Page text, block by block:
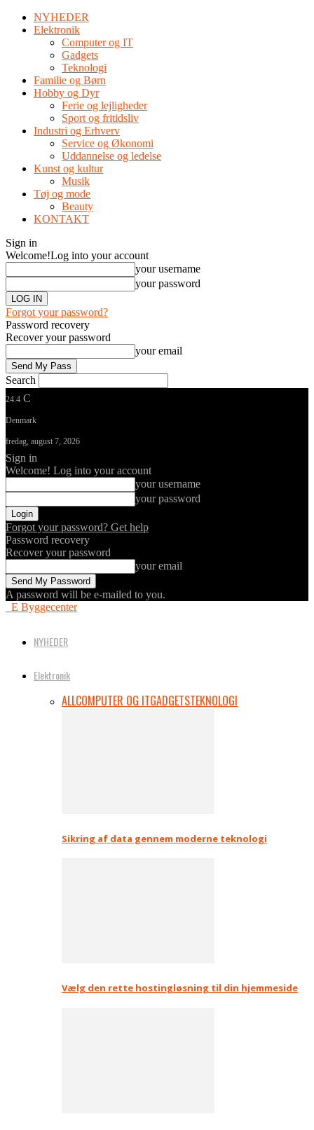
NYHEDER
Elektronik
Computer og IT
Gadgets
Teknologi
Familie og Børn
Hobby og Dyr
Ferie og lejligheder
Sport og fritidsliv
Industri og Erhverv
Service og Økonomi
Uddannelse og ledelse
Kunst og kultur
Musik
Tøj og mode
Beauty
KONTAKT
Sign in
Welcome!Log into your account
your username
your password
Forgot your password?
Password recovery
Recover your password
your email
Search
24.4 C
Denmark
fredag, august 7, 2026
Sign in
Welcome! Log into your account
your username
your password
Forgot your password? Get help
Password recovery
Recover your password
your email
A password will be e-mailed to you.
E Byggecenter
NYHEDER
Elektronik
ALLCOMPUTER OG ITGADGETSTEKNOLOGI
Sikring af data gennem moderne teknologi
Vælg den rette hostingløsning til din hjemmeside